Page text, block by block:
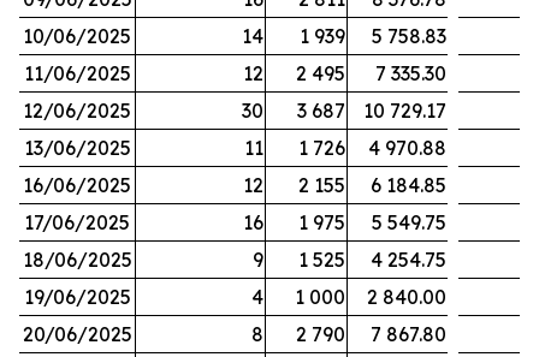
10/06/2025
14 1 939
5 758.83
11/06/2025
12 2 495
7 335.30
12/06/2025
30 3 687
10 729.17
13/06/2025
11 1 726
4 970.88
16/06/2025
12 2 155
6 184.85
17/06/2025
16 1 975
5 549.75
18/06/2025
9 1 525
4 254.75
19/06/2025
4 1 000
2 840.00
20/06/2025
8 2 790
7 867.80